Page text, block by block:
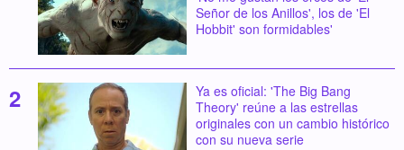
Señor de los Anillos', los de 'El
Hobbit' son formidables'
Ya es oficial: 'The Big Bang
Theory' reúne a las estrellas
originales con un cambio histórico
con su nueva serie